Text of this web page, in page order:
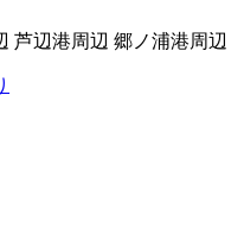
芦辺港周辺 郷ノ浦港周辺